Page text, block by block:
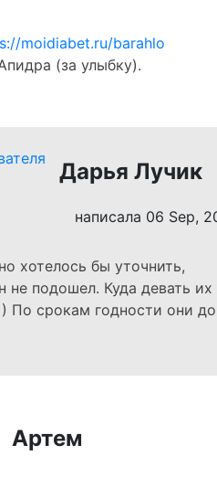
moidiabet.ru/barahlo
(за улыбку).
Дарья Лучик
написала 06 Sep,
хотелось бы уточнить,
не подошел. Куда девать
По срокам годности они до
Артем